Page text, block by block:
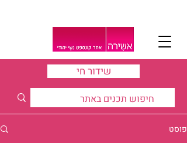
שידור חי
פוסט